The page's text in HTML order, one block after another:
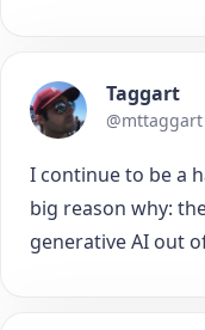
Taggart
@mttaggart
I continue to be a
big reason why:
generative AI out